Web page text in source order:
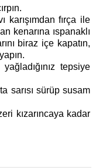
karışımdan fırça ile
kenarına ıspanaklı
biraz içe kapatın,
tepsiye
sarısı sürüp susam
kızarıncaya kadar